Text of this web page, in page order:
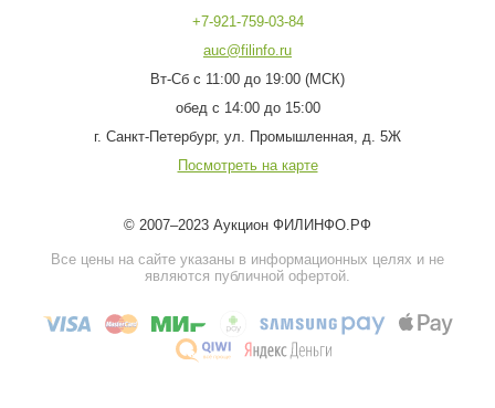
+7-921-759-03-84
auc@filinfo.ru
Вт-Сб с 11:00 до 19:00 (МСК)
обед с 14:00 до 15:00
г. Санкт-Петербург, ул. Промышленная, д. 5Ж
Посмотреть на карте
© 2007–2023 Аукцион ФИЛИНФО.РФ
Все цены на сайте указаны в информационных целях и не
являются публичной офертой.